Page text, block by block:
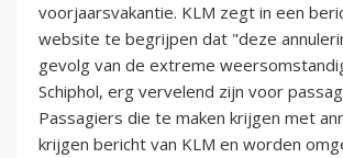
voorjaarsvakantie. KLM zegt in een
website te begrijpen dat "deze
gevolg van de extreme
Schiphol, erg vervelend zijn voor
Passagiers die te maken krijgen met
krijgen bericht van KLM en worden